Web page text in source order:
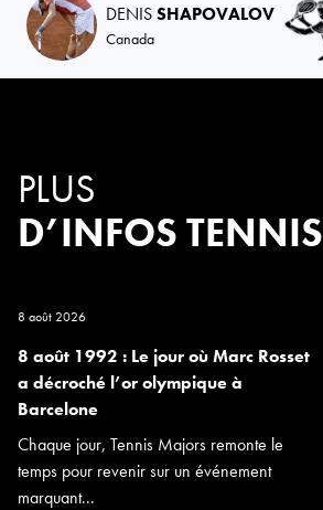
DENISSHAPOVALOV
Canada
PLUS
D’INFOS TENNIS
8 août 2026
8 août 1992 : Le jour où Marc Rosset
a décroché l’or olympique à
Barcelone
Chaque jour, Tennis Majors remonte le
temps pour revenir sur un événement
marquant...